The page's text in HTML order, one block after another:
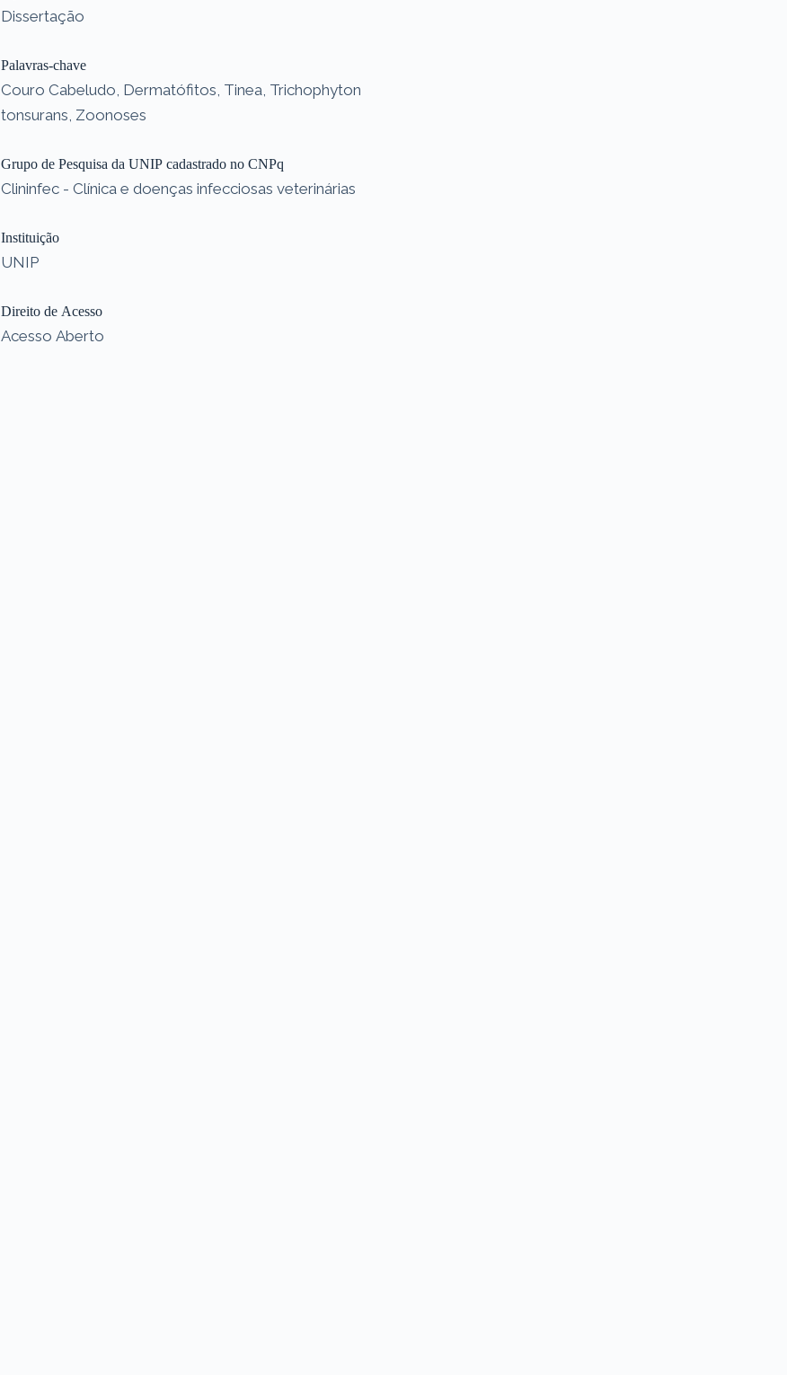
Dissertação
Palavras-chave
Couro Cabeludo, Dermatófitos, Tinea, Trichophyton
tonsurans, Zoonoses
Grupo de Pesquisa da UNIP cadastrado no CNPq
Clininfec - Clínica e doenças infecciosas veterinárias
Instituição
UNIP
Direito de Acesso
Acesso Aberto